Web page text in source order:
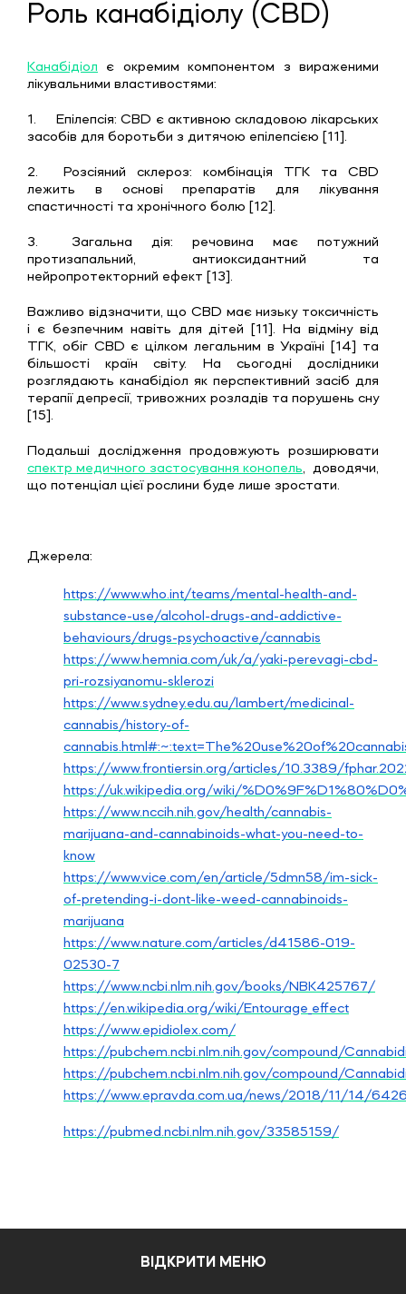
Роль канабідіолу (CBD)
Канабідіол є окремим компонентом з вираженими
лікувальними властивостями:
1.
Епілепсія: CBD є активною складовою лікарських
засобів для боротьби з дитячою епілепсією [11].
2.
Розсіяний склероз: комбінація ТГК та CBD
лежить в основі препаратів для лікування
спастичності та хронічного болю [12].
3.
Загальна дія: речовина має потужний
протизапальний, антиоксидантний та
нейропротекторний ефект [13].
Важливо відзначити, що CBD має низьку токсичність
і є безпечним навіть для дітей [11]. На відміну від
ТГК, обіг CBD є цілком легальним в Україні [14] та
більшості країн світу. На сьогодні дослідники
розглядають канабідіол як перспективний засіб для
терапії депресії, тривожних розладів та порушень сну
[15].
Подальші дослідження продовжують розширювати
спектр медичного застосування конопель, доводячи,
що потенціал цієї рослини буде лише зростати.
Джерела:
https://www.who.int/teams/mental-health-and-
substance-use/alcohol-drugs-and-addictive-
behaviours/drugs-psychoactive/cannabis
https://www.hemnia.com/uk/a/yaki-perevagi-cbd-
pri-rozsiyanomu-sklerozi
https://www.sydney.edu.au/lambert/medicinal-
cannabis/history-of-
https://www.frontiersin.org/articles/10.3389/
https://uk.wikipedia.org/wiki/
https://www.nccih.nih.gov/health/cannabis-
marijuana-and-cannabinoids-what-you-need-to-
know
https://www.vice.com/en/article/5dmn58/im-sick-
of-pretending-i-dont-like-weed-cannabinoids-
marijuana
https://www.nature.com/articles/d41586-019-
02530-7
https://www.ncbi.nlm.nih.gov/books/NBK425767/
https://en.wikipedia.org/wiki/Entourage_effect
https://www.epidiolex.com/
https://pubchem.ncbi.nlm.nih.gov/compound/
https://pubchem.ncbi.nlm.nih.gov/compound/
https://www.epravda.com.ua/news/2018/11/14/
https://pubmed.ncbi.nlm.nih.gov/33585159/
ВІДКРИТИ МЕНЮ